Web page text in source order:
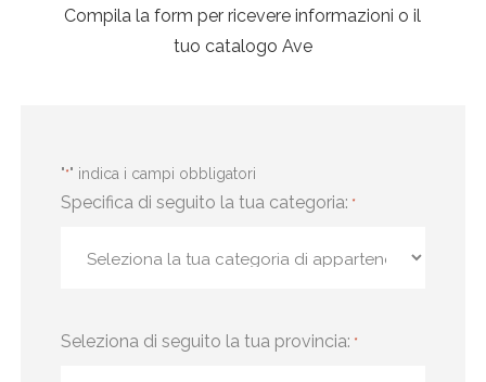
Compila la form per ricevere informazioni o il
tuo catalogo Ave
"*" indica i campi obbligatori
Specifica di seguito la tua categoria: *
Seleziona di seguito la tua provincia: *